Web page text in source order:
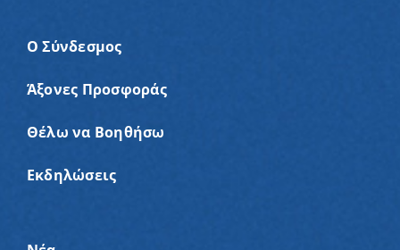
Ο Σύνδεσμος
Άξονες Προσφοράς
Θέλω να Βοηθήσω
Εκδηλώσεις